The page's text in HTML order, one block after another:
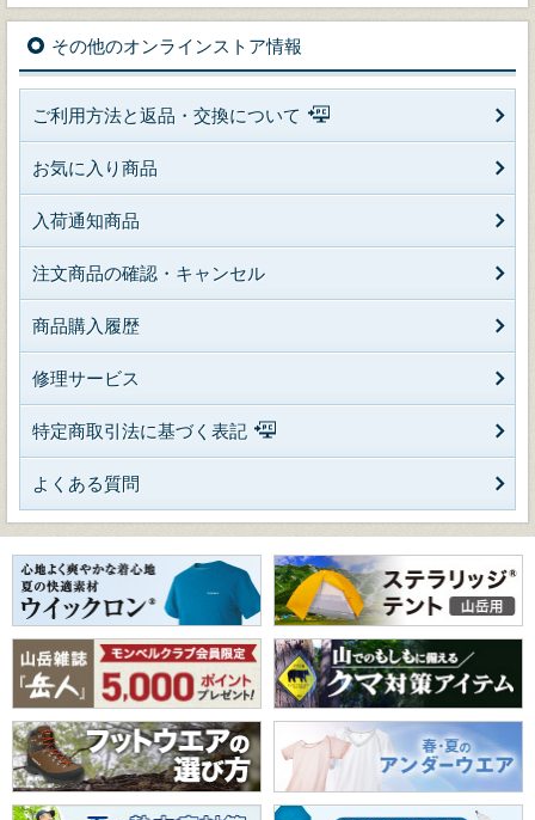
その他のオンラインストア情報
ご利用方法と返品・交換について
お気に入り商品
入荷通知商品
注文商品の確認・キャンセル
商品購入履歴
修理サービス
特定商取引法に基づく表記
よくある質問